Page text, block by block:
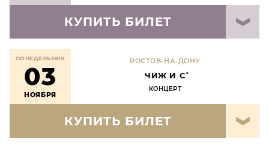
КУПИТЬ БИЛЕТ
ПОНЕДЕЛЬНИК
03
НОЯБРЯ
РОСТОВ-НА-ДОНУ
ЧИЖ И С˚
КОНЦЕРТ
КУПИТЬ БИЛЕТ